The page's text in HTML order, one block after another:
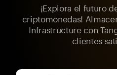
¡Explora el futuro
criptomonedas!
Infrastructure con
clientes